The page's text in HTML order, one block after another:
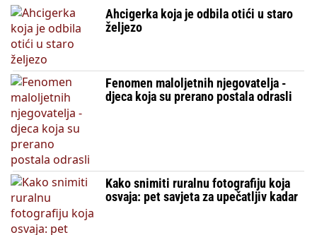
Ahcigerka koja je odbila otići u staro
željezo
Fenomen maloljetnih njegovatelja -
djeca koja su prerano postala odrasli
Kako snimiti ruralnu fotografiju koja
osvaja: pet savjeta za upečatljiv kadar